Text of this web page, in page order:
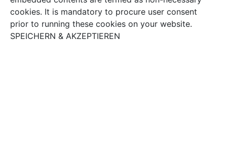
cookies. It is mandatory to procure user consent
prior to running these cookies on your website.
SPEICHERN & AKZEPTIEREN